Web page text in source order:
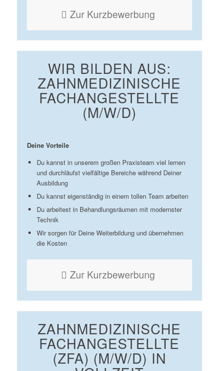
Zur Kurzbewerbung
WIR BILDEN AUS:
ZAHNMEDIZINISCHE
FACHANGESTELLTE
(M/W/D)
Deine Vorteile
Du kannst in unserem großen Praxisteam viel lernen
und durchläufst vielfältige Bereiche während Deiner
Ausbildung
Du kannst eigenständig in einem tollen Team arbeiten
Du arbeitest in Behandlungsräumen mit modernster
Technik
Wir sorgen für Deine Weiterbildung und übernehmen
die Kosten
Zur Kurzbewerbung
ZAHNMEDIZINISCHE
FACHANGESTELLTE
(ZFA) (M/W/D) IN